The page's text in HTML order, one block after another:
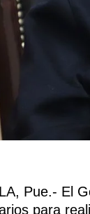
Pue.- El
para